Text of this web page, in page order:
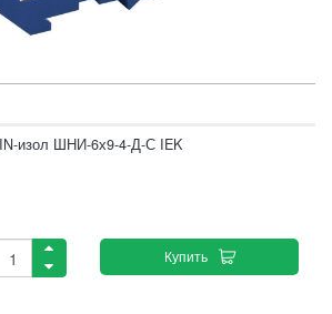
изол ШНИ-6х9-4-Д-С IEK
Купить